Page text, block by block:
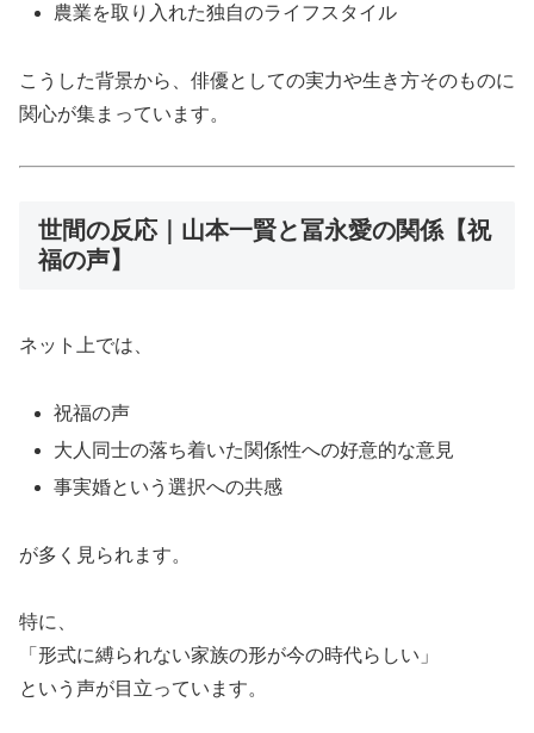
農業を取り入れた独自のライフスタイル
こうした背景から、俳優としての実力や生き方そのものに
関心が集まっています。
世間の反応｜山本一賢と冨永愛の関係【祝
福の声】
ネット上では、
祝福の声
大人同士の落ち着いた関係性への好意的な意見
事実婚という選択への共感
が多く見られます。
特に、
「形式に縛られない家族の形が今の時代らしい」
という声が目立っています。